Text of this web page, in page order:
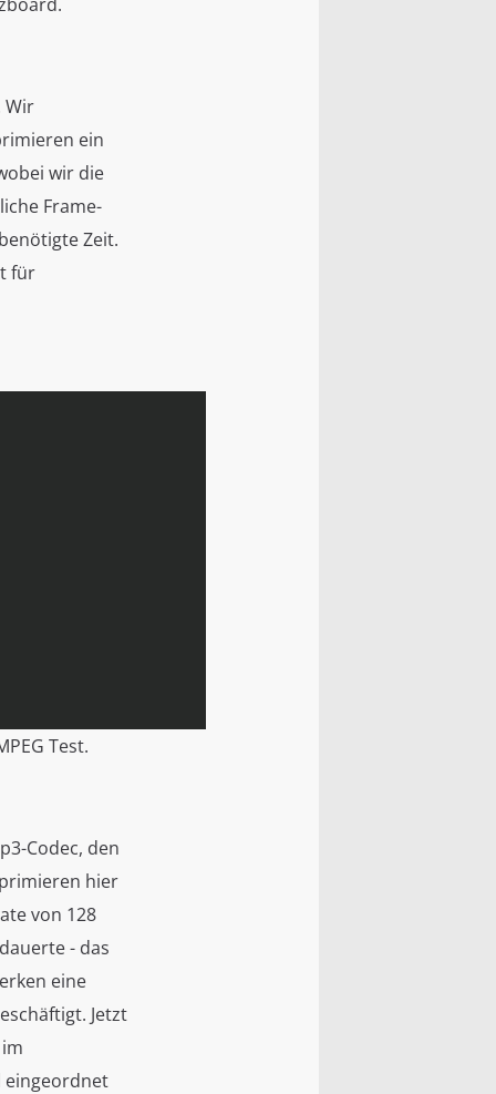
Wir
ein
wir die
Frame-
Zeit.
für
Test.
Codec, den
hier
von 128
- das
eine
Jetzt
eingeordnet